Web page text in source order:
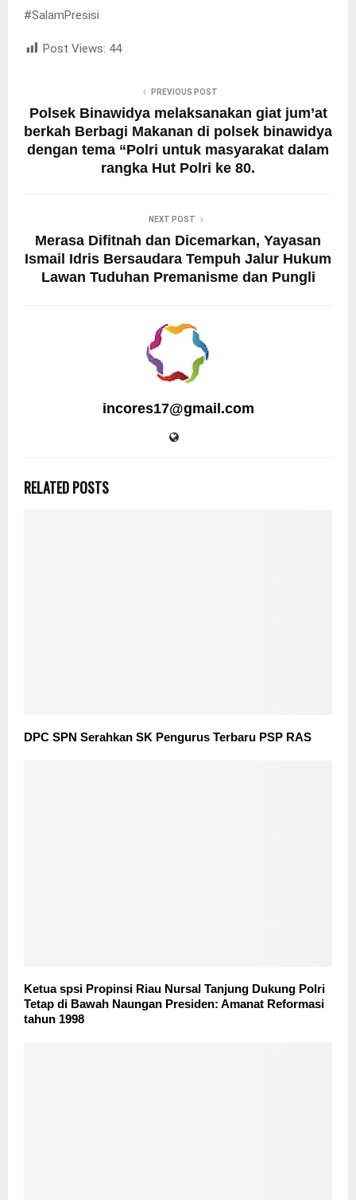
#SalamPresisi
Post Views: 44
PREVIOUS POST
Polsek Binawidya melaksanakan giat jum’at
berkah Berbagi Makanan di polsek binawidya
dengan tema “Polri untuk masyarakat dalam
rangka Hut Polri ke 80.
NEXT POST
Merasa Difitnah dan Dicemarkan, Yayasan
Ismail Idris Bersaudara Tempuh Jalur Hukum
Lawan Tuduhan Premanisme dan Pungli
incores17@gmail.com
RELATED POSTS
DPC SPN Serahkan SK Pengurus Terbaru PSP RAS
Ketua spsi Propinsi Riau Nursal Tanjung Dukung Polri
Tetap di Bawah Naungan Presiden: Amanat Reformasi
tahun 1998